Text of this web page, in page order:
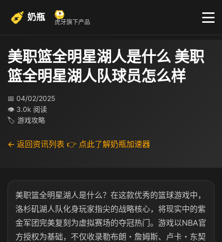
奶瓶 虎牙旗下产品
美职篮全明星湖人是什么 美职
篮全明星湖人队球员怎么样
📅 04/02/2025
👁 3.0k 阅读
🏷 游戏攻略
← 返回资讯列表 👉 点此了解奶瓶加速器
美职篮全明星湖人是什么？在这款优秀的篮球游戏中，
洛杉矶湖人队化身玩家指尖的战略核心，将现实中的紫
金军团完美复刻为虚拟赛场的夺冠热门。游戏以NBA官
方授权为基础，不仅收录勒布朗・詹姆斯、卢卡・东契